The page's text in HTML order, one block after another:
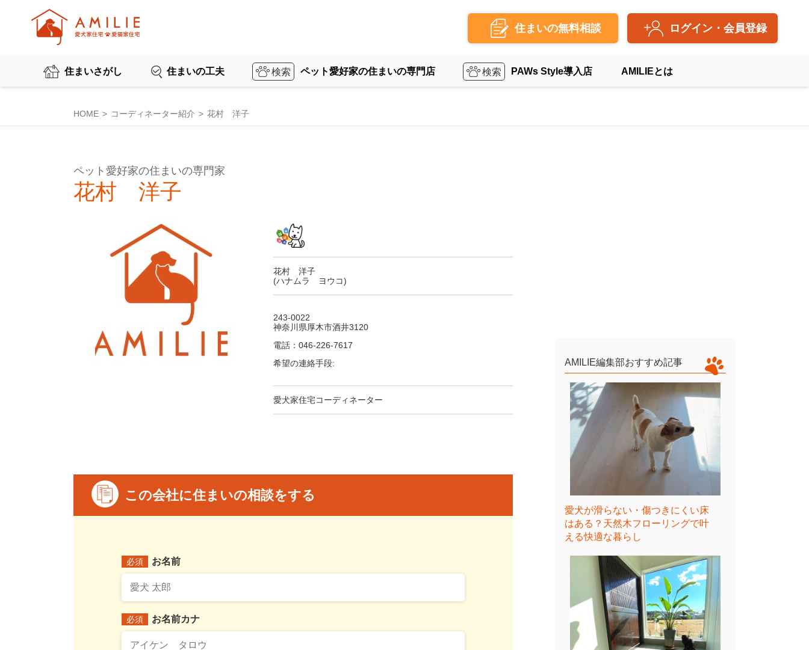
住まいの無料相談 ログイン・会員登録
住まいさがし 住まいの工夫 ペット愛好家の住まいの専門店 PAWs Style導入店 AMILIEとは
HOME コーディネーター紹介 花村 洋子
ペット愛好家の住まいの専門家
花村 洋子
花村 洋子
(ハナムラ ヨウコ)
243-0022
神奈川県厚木市酒井3120
電話：046-226-7617
希望の連絡手段:
愛犬家住宅コーディネーター
この会社に住まいの相談をする
必須 お名前
必須 お名前カナ
AMILIE編集部おすすめ記事
愛犬が滑らない・傷つきにくい床
はある？天然木フローリングで叶
える快適な暮らし